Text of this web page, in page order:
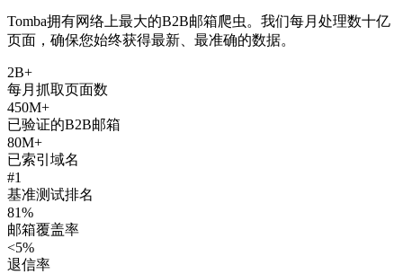
Tomba拥有网络上最大的B2B邮箱爬虫。我们每月处理数十亿
页面，确保您始终获得最新、最准确的数据。
2B+
每月抓取页面数
450M+
已验证的B2B邮箱
80M+
已索引域名
#1
基准测试排名
81%
邮箱覆盖率
<5%
退信率